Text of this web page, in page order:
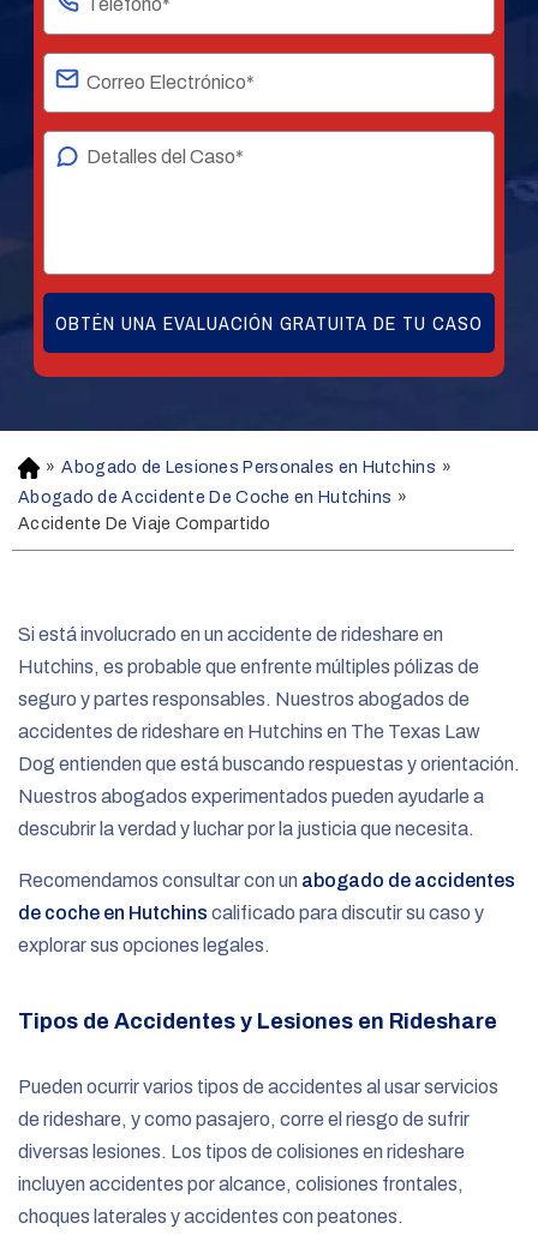
H
o
m
e
» Abogado de Lesiones Personales en Hutchins »
Abogado de Accidente De Coche en Hutchins »
Accidente De Viaje Compartido
Si está involucrado en un accidente de rideshare en
Hutchins, es probable que enfrente múltiples pólizas de
seguro y partes responsables. Nuestros abogados de
accidentes de rideshare en Hutchins en The Texas Law
Dog entienden que está buscando respuestas y orientación.
Nuestros abogados experimentados pueden ayudarle a
descubrir la verdad y luchar por la justicia que necesita.
Recomendamos consultar con un abogado de accidentes
de coche en Hutchins calificado para discutir su caso y
explorar sus opciones legales.
Tipos de Accidentes y Lesiones en Rideshare
Pueden ocurrir varios tipos de accidentes al usar servicios
de rideshare, y como pasajero, corre el riesgo de sufrir
diversas lesiones. Los tipos de colisiones en rideshare
incluyen accidentes por alcance, colisiones frontales,
choques laterales y accidentes con peatones.